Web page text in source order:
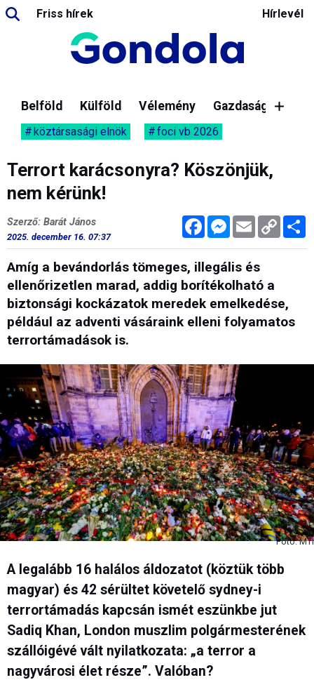
Friss hírek Hírlevél
Belföld Külföld Vélemény Gazdaság
köztársasági elnök foci vb 2026
Terrort karácsonyra? Köszönjük,
nem kérünk!
FacebookMessenger
Email Copy
Link
Szerző: Barát János
2025. december 16. 07:37
Amíg a bevándorlás tömeges, illegális és
ellenőrizetlen marad, addig borítékolható a
biztonsági kockázatok meredek emelkedése,
például az adventi vásáraink elleni folyamatos
terrortámadások is.
Fotó: MTI
A legalább 16 halálos áldozatot (köztük több
magyar) és 42 sérültet követelő sydney-i
terrortámadás kapcsán ismét eszünkbe jut
Sadiq Khan, London muszlim polgármesterének
szállóigévé vált nyilatkozata: „a terror a
nagyvárosi élet része”. Valóban?